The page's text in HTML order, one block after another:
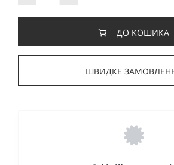
ДО КОШИКА
ШВИДКЕ